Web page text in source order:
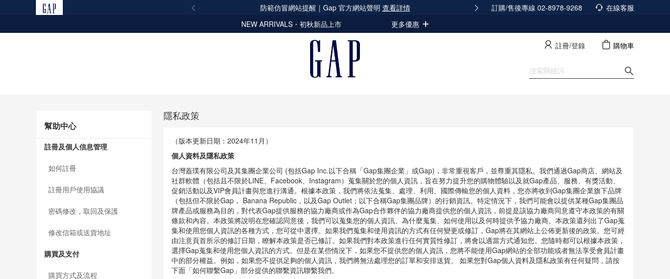
防範仿冒網站提醒｜Gap 官方網站聲明 查看詳情 165反詐騙安全宣導查看詳情
訂購/售後專線 02-8978-9268
在線客服
NEW ARRIVALS・初秋新品上市
更多優惠
立即選購
註冊/登錄 購物車
幫助中心
註冊及個人信息管理
如何註冊
註冊用戶使用協議
密碼修改，取回及保護
修改信箱或送貨地址
購買及支付
隱私政策
（版本更新日期：2024年11月）
個人資料及隱私政策
台灣蓋璞有限公司及其集團企業公司 (包括Gap Inc.以下合稱「Gap集團企業」或Gap)，非常重視客戶，並尊重其隱私。我們通過Gap商店、網站及
社群軟體（包括且不限於LINE、Facebook、Instagram）蒐集關於您的個人資訊，旨在努力提升您的購物體驗以及就Gap產品、服務、有獎活動、
促銷活動以及VIP會員計畫與您進行溝通。根據本政策，我們將依法蒐集、處理、利用、國際傳輸您的個人資料，您亦將收到Gap集團企業旗下品牌
（包括但不限於Gap， Banana Republic，以及Gap Outlet；以下合稱Gap集團品牌）的行銷資訊。特定情況下，我們可能會以提供某種Gap集團品
牌產品或服務為目的，對代表Gap提供服務的協力廠商或作為Gap合作夥伴的協力廠商提供您的個人資訊，前提是該協力廠商同意遵守本政策的有關
條款和內容。本政策將說明在您確認同意後，我們可以蒐集您的個人資訊、為什麼蒐集、如何使用以及何時提供予協力廠商。本政策還列出了Gap蒐
集和使用您個人資訊的各種方式，您可從中選擇。如果我們蒐集和使用資訊的方式有任何變更或修訂，Gap將在其網站上公佈更新後的政策。您可經
由注意頁首所示的修訂日期，瞭解本政策是否已修訂。如果我們對本政策進行任何實質性修訂，將會以適當方式通知您。您隨時都可以根據本政策，
選擇Gap蒐集和使用您個人資訊的方式。但是在某些情況下，如果您不提供您的個人資訊，您將不能使用Gap網站的全部功能或者無法享受會員計畫